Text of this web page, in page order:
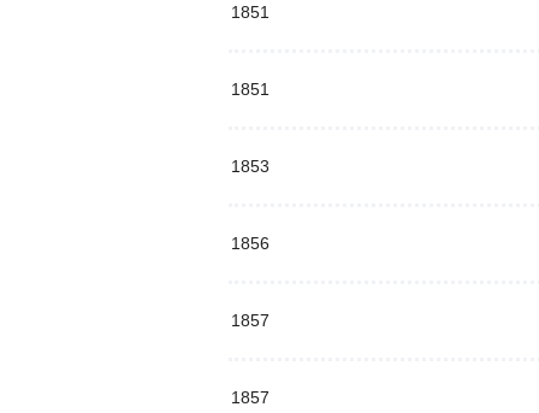
1851
1851
1853
1856
1857
1857